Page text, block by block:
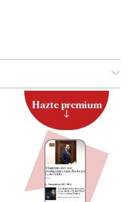
Hazte premium